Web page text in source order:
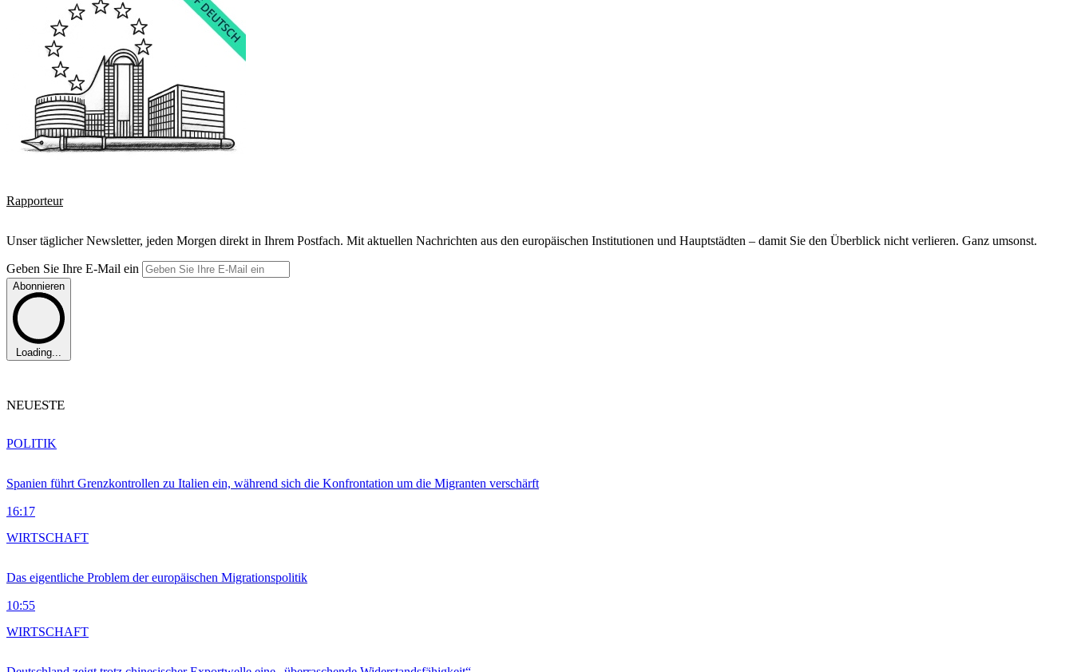
Rapporteur
Unser täglicher Newsletter, jeden Morgen direkt in Ihrem Postfach. Mit aktuellen Nachrichten aus den europäischen Institutionen und Hauptstädten – damit Sie den Überblick nicht verlieren. Ganz umsonst.
Geben Sie Ihre E-Mail ein
Abonnieren
Loading...
NEUESTE
Spanien führt Grenzkontrollen zu Italien ein, während sich die Konfrontation um die Migranten verschärft
16:17
POLITIK
Das eigentliche Problem der europäischen Migrationspolitik
10:55
WIRTSCHAFT
WIRTSCHAFT